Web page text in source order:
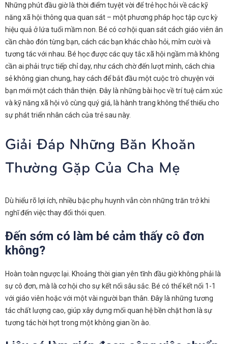
Những phút đầu giờ là thời điểm tuyệt vời để trẻ học hỏi về các kỹ
năng xã hội thông qua quan sát – một phương pháp học tập cực kỳ
hiệu quả ở lứa tuổi mầm non. Bé có cơ hội quan sát cách giáo viên ân
cần chào đón từng bạn, cách các bạn khác chào hỏi, mỉm cười và
tương tác với nhau. Bé học được các quy tắc xã hội ngầm mà không
cần ai phải trực tiếp chỉ dạy, như cách chờ đến lượt mình, cách chia
sẻ không gian chung, hay cách để bắt đầu một cuộc trò chuyện với
bạn mới một cách thân thiện. Đây là những bài học về trí tuệ cảm xúc
và kỹ năng xã hội vô cùng quý giá, là hành trang không thể thiếu cho
sự phát triển nhân cách của trẻ sau này.
Giải Đáp Những Băn Khoăn
Thường Gặp Của Cha Mẹ
Dù hiểu rõ lợi ích, nhiều bậc phụ huynh vẫn còn những trăn trở khi
nghĩ đến việc thay đổi thói quen.
Đến sớm có làm bé cảm thấy cô đơn
không?
Hoàn toàn ngược lại. Khoảng thời gian yên tĩnh đầu giờ không phải là
sự cô đơn, mà là cơ hội cho sự kết nối sâu sắc. Bé có thể kết nối 1-1
với giáo viên hoặc với một vài người bạn thân. Đây là những tương
tác chất lượng cao, giúp xây dựng mối quan hệ bền chặt hơn là sự
tương tác hời hợt trong một không gian ồn ào.